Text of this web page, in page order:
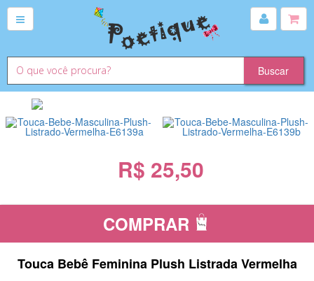
R$ 25,50
COMPRAR
Touca Bebê Feminina Plush Listrada Vermelha